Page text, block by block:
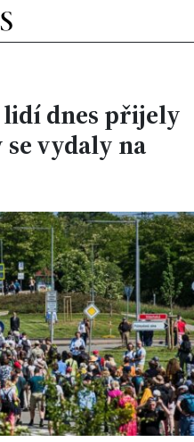
lidí dnes přijely
vydaly na